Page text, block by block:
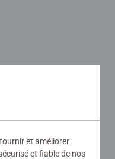
et améliorer
et fiable de nos